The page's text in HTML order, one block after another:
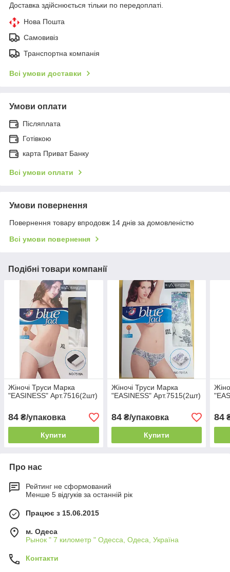
Доставка здійснюється тільки по передоплаті.
Нова Пошта
Самовивіз
Транспортна компанія
Всі умови доставки
Умови оплати
Післяплата
Готівкою
карта Приват Банку
Всі умови оплати
Умови повернення
Повернення товару впродовж 14 днів за домовленістю
Всі умови повернення
Подібні товари компанії
Жіночі Труси Марка
"EASINESS" Арт.7516(2шт)
84 ₴/упаковка
Купити
Жіночі Труси Марка
"EASINESS" Арт.7515(2шт)
84₴/упаковка
Купити
84
Про нас
Рейтинг не сформований
Менше 5 відгуків за останній рік
Працює з 15.06.2015
м. Одеса
Рынок " 7 километр " Одесса, Одеса, Україна
Контакти